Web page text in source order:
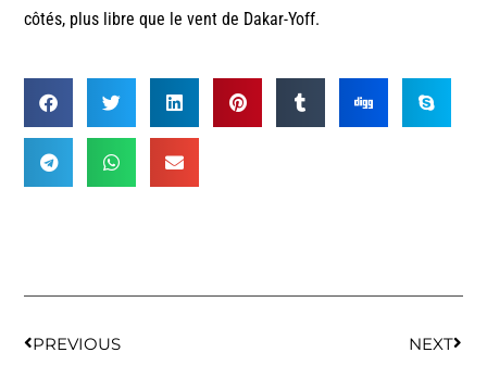
côtés, plus libre que le vent de Dakar-Yoff.
PREVIOUS NEXT